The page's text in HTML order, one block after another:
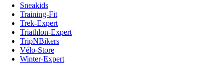
Sneakids
Training-Fit
Trek-Expert
Triathlon-Expert
TripNBikers
Vélo-Store
Winter-Expert